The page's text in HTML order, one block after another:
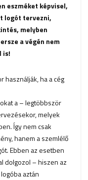
eszméket képvisel,
logót tervezni,
melyben
a végén nem
is!
használják, ha a cég
a – legtöbbször
melyek
Így nem csak
hanem a szemlélő
Ebben az esetben
dolgozol – hiszen az
aztán